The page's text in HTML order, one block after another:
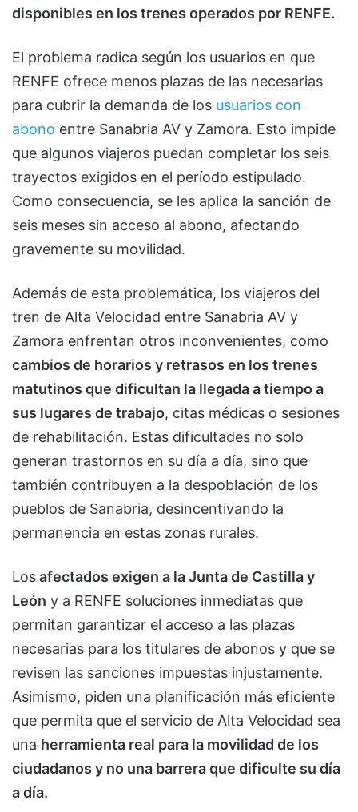
disponibles en los trenes operados por RENFE.
El problema radica según los usuarios en que
RENFE ofrece menos plazas de las necesarias
para cubrir la demanda de los usuarios con
abono entre Sanabria AV y Zamora. Esto impide
que algunos viajeros puedan completar los seis
trayectos exigidos en el período estipulado.
Como consecuencia, se les aplica la sanción de
seis meses sin acceso al abono, afectando
gravemente su movilidad.
Además de esta problemática, los viajeros del
tren de Alta Velocidad entre Sanabria AV y
Zamora enfrentan otros inconvenientes, como
cambios de horarios y retrasos en los trenes
matutinos que dificultan la llegada a tiempo a
sus lugares de trabajo, citas médicas o sesiones
de rehabilitación. Estas dificultades no solo
generan trastornos en su día a día, sino que
también contribuyen a la despoblación de los
pueblos de Sanabria, desincentivando la
permanencia en estas zonas rurales.
Losafectados exigen a la Junta de Castilla y
León y a RENFE soluciones inmediatas que
permitan garantizar el acceso a las plazas
necesarias para los titulares de abonos y que se
revisen las sanciones impuestas injustamente.
Asimismo, piden una planificación más eficiente
que permita que el servicio de Alta Velocidad sea
una herramienta real para la movilidad de los
ciudadanos y no una barrera que dificulte su día
a día.